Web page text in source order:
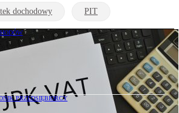
dochodowy PIT
księga i JPK dla małych
ustępuje
PRZEDSIĘBIORCY